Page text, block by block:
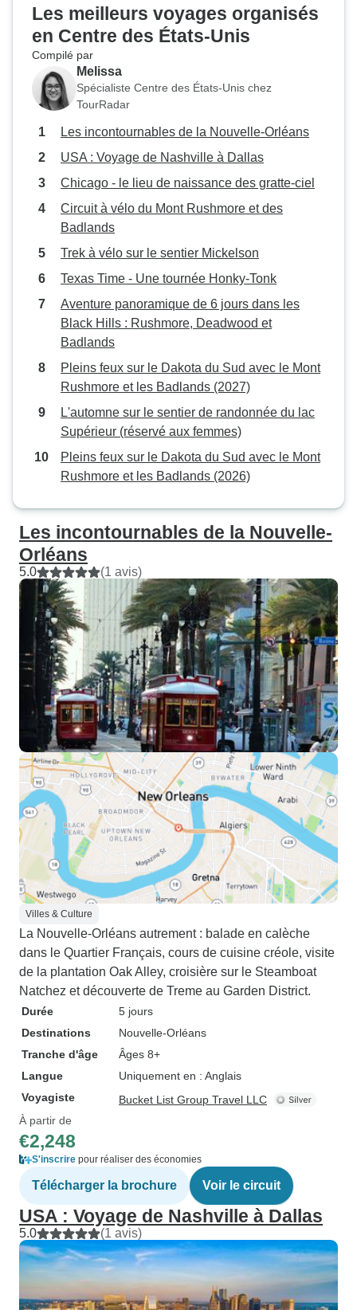
moment.
parlé de la flore
Nous espérons
A+.
Les meilleurs voyages organisés
en Centre des États-Unis
Compilé par
Melissa
Spécialiste Centre des États-Unis chez
TourRadar
Les incontournables de la Nouvelle-Orléans
USA : Voyage de Nashville à Dallas
Chicago - le lieu de naissance des gratte-ciel
Circuit à vélo du Mont Rushmore et des
Badlands
Trek à vélo sur le sentier Mickelson
Texas Time - Une tournée Honky-Tonk
Aventure panoramique de 6 jours dans les
Black Hills : Rushmore, Deadwood et
Badlands
Pleins feux sur le Dakota du Sud avec le Mont
Rushmore et les Badlands (2027)
L'automne sur le sentier de randonnée du lac
Supérieur (réservé aux femmes)
Pleins feux sur le Dakota du Sud avec le Mont
Rushmore et les Badlands (2026)
Les incontournables de la Nouvelle-
Orléans
5.0 (1 avis)
Villes & Culture
La Nouvelle-Orléans autrement : balade en calèche
dans le Quartier Français, cours de cuisine créole, visite
de la plantation Oak Alley, croisière sur le Steamboat
Natchez et découverte de Treme au Garden District.
Durée
5 jours
Destinations
Nouvelle-Orléans
Tranche d'âge
Âges 8+
Langue
Uniquement en : Anglais
Voyagiste
Bucket List Group Travel LLC
À partir de
€2,248
S'inscrire pour réaliser des économies
Télécharger la brochure Voir le circuit
USA : Voyage de Nashville à Dallas
5.0 (1 avis)